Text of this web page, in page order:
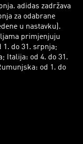
adidas zadržava
za odabrane
u nastavku).
primjenjuju
do 31. srpnja;
Italija: od 4. do 31.
od 1. do